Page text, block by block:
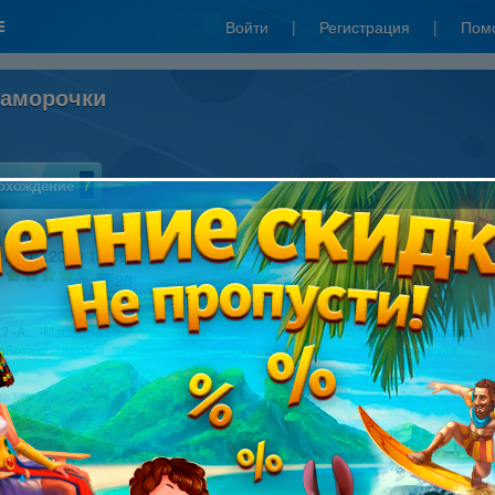
Войти | Регистрация |
7
Ксения
28.12.2010 15:06
28
-А... -Масяничка? -Аааа... -Масянька, ну ты где? -А я на Гавайях отдыхаю,
-Чего? -Работаю я на отдыхе, чего блин непонятного??? -Ааааа...
Масяня, Хрюндель и Лохматый. И захотелось им отдохнуть, да не просто
а основательно так, на Гавайи съездить. Захотели - сделали! И вот уже
- для тех кто не понял(я надеюсь здесь таких нет) - самолет несет их
то гад(или не гад, потому что если не он, не построили бы мы мега-бизнес)